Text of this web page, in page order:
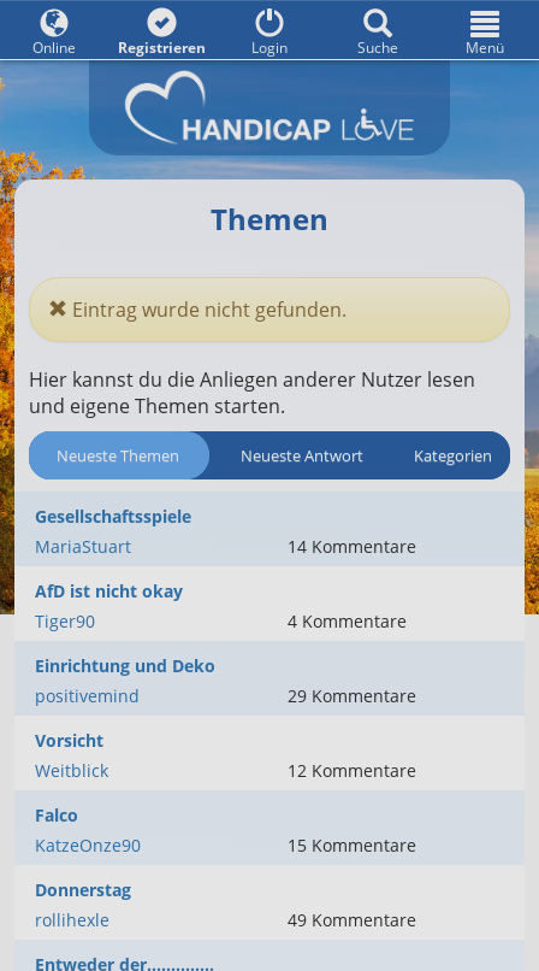
Themen
Eintrag wurde nicht gefunden.
Hier kannst du die Anliegen anderer Nutzer lesen
und eigene Themen starten.
Neueste Themen Neueste Antwort Kategorien
Gesellschaftsspiele
MariaStuart
14 Kommentare
AfD ist nicht okay
Tiger90
4 Kommentare
Einrichtung und Deko
positivemind
29 Kommentare
Vorsicht
Weitblick
12 Kommentare
Falco
KatzeOnze90
15 Kommentare
Donnerstag
rollihexle
49 Kommentare
Entweder der..............
Online Registrieren Login Suche Menü